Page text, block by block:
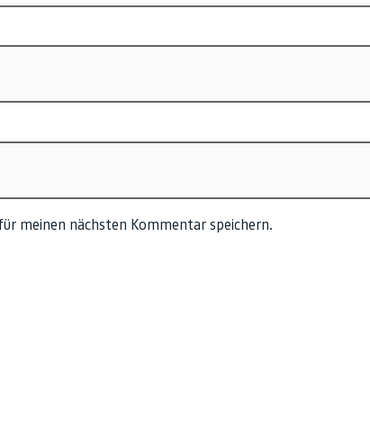
meinen nächsten Kommentar speichern.